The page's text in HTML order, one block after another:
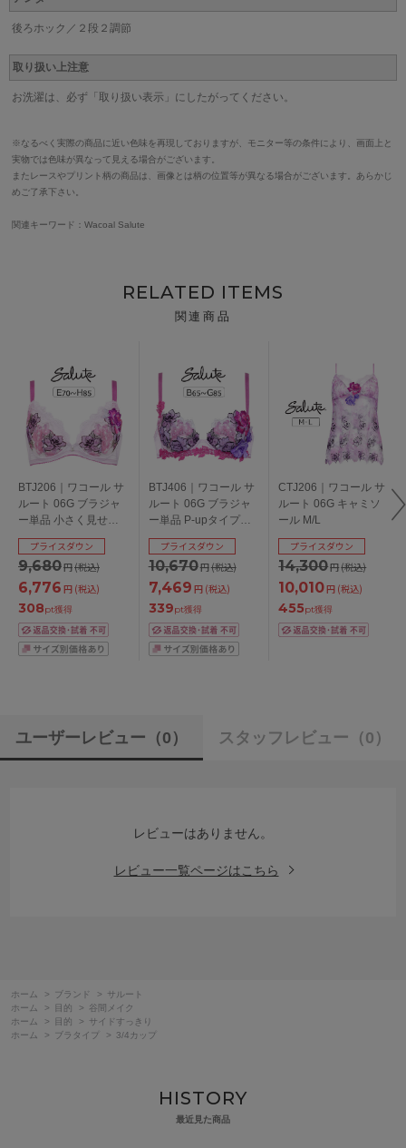
後ろホック／２段２調節
取り扱い上注意
お洗濯は、必ず「取り扱い表示」にしたがってください。
※なるべく実際の商品に近い色味を再現しておりますが、モニター等の条件により、画面上と
実物では色味が異なって見える場合がございます。
またレースやプリント柄の商品は、画像とは柄の位置等が異なる場合がございます。あらかじ
めご了承下さい。
関連キーワード：Wacoal Salute
RELATED ITEMS
関連商品
BTJ206｜ワコール サ
ルート 06G ブラジャ
ー単品 小さく見せる
ブラ EFGHカップ ア
ンダー70/75/80/85cm
9,680円(税込)
プライスダウン
6,776 円 (税込)
308pt獲得
BTJ406｜ワコール サ
ルート 06G ブラジャ
ー単品 P-upタイプ
BCDEFGカップ アン
ダー65/70/75/80/85cm
10,670円(税込)
プライスダウン
7,469 円 (税込)
339pt獲得
CTJ206｜ワコール サ
ルート 06G キャミソ
ール M/L
14,300円(税込)
プライスダウン
10,010円 (税込)
455pt獲得
ユーザーレビュー （0） スタッフレビュー （0）
レビューはありません。
レビュー一覧ページはこちら
ホーム > ブランド >
サルート
ホーム
> 目的 >
谷間メイク
ホーム
> 目的 >
サイドすっきり
ホーム
> ブラタイプ > 3/4カップ
HISTORY
最近見た商品